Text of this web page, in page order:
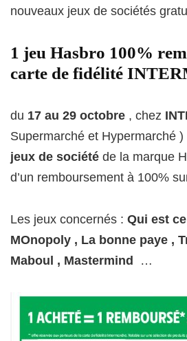
nouveaux jeux de sociétés
1 jeu Hasbro 100%
carte de fidélité
du 17 au 29 octobre , chez
Supermarché et Hypermarché )
jeux de société de la marque
d’un remboursement à 100%
Les jeux concernés : Qui est
MOnopoly , La bonne paye ,
Maboul , Mastermind
…